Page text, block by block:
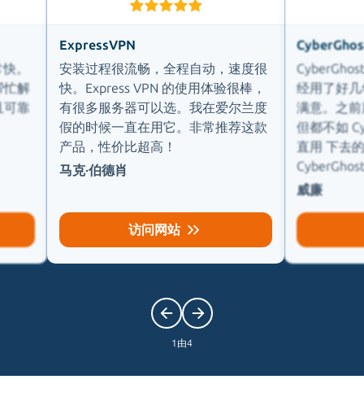
。
忙解
可靠
ExpressVPN
安装过程很流畅，全程自动，速度很
快。Express VPN 的使用体验很棒，
有很多服务器可以选。我在爱尔兰度
假的时候一直在用它。非常推荐这款
产品，性价比超高！
马克·伯德肖
访问网站
经用了好
满意。之
但都不如
直用 下去
威廉
1 由4